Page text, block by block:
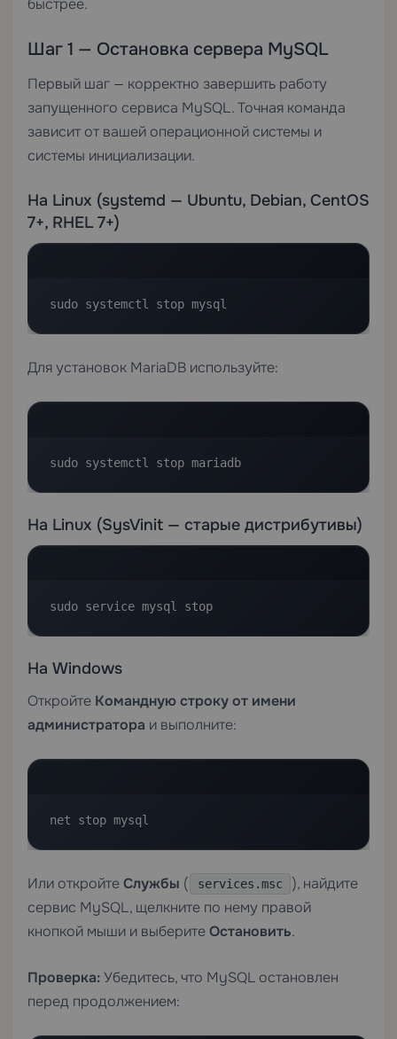
быстрее.
Шаг 1 — Остановка сервера MySQL
Первый шаг — корректно завершить работу
запущенного сервиса MySQL. Точная команда
зависит от вашей операционной системы и
системы инициализации.
На Linux (systemd — Ubuntu, Debian, CentOS
7+, RHEL 7+)
sudo systemctl stop mysql
Для установок MariaDB используйте:
sudo systemctl stop mariadb
На Linux (SysVinit — старые дистрибутивы)
sudo service mysql stop
На Windows
Откройте Командную строку от имени
администратора и выполните:
net stop mysql
Или откройтеСлужбы ( services.msc
), найдите
сервис MySQL, щелкните по нему правой
кнопкой мыши и выберитеОстановить.
Проверка:Убедитесь, что MySQL остановлен
перед продолжением: